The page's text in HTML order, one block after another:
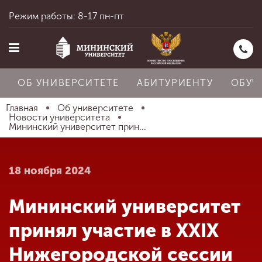
Главная
Абитуриенту
Режим работы: 8-17 пн-пт
ОБ УНИВЕРСИТЕТЕ АБИТУРИЕНТУ
Главная
Об университете
Новости университета
Мининский университет прин...
18 ноября 2024
Мининский университет
принял участие в XXIX
Нижегородской сессии